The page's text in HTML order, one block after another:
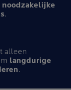
noodzakelijke
.
alleen
langdurige
.